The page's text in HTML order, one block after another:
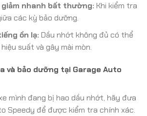
nhanh bất thường: Khi kiểm tra
các kỳ bảo dưỡng.
ồn lạ: Dầu nhớt không đủ có thể
suất và gây mài mòn.
và bảo dưỡng tại Garage Auto
mình đang bị hao dầu nhớt, hãy đưa
Speedy để được kiểm tra chính xác.